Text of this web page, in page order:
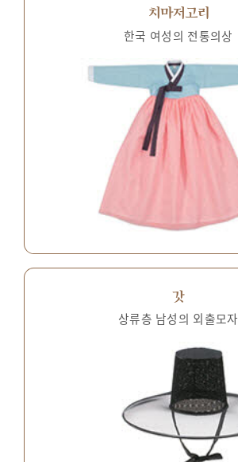
치마저고리
한국 여성의 전통의상
갓
상류층 남성의 외출모자